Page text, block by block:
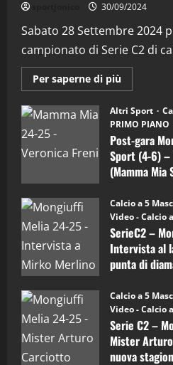
30/09/2024
Sabato 28 Settembre 2024
campionato di Serie C2 di
Per saperne di più
Post-
gara
Mongiuffi
Melia
–
Mamma
Mia
Sport
6)
–
Intervista
a
mister
Arturo
Carciotto
(Mongiuffi
Altri Sport
PRIMO PIANO
Post-gara
Sport (4-6) –
(Mamma Mia
Calcio a 5
Video - Calcio
SerieC2 –
Intervista al
punta di
Calcio a 5
Video - Calcio
Serie C2 –
Mister
nuova
2
(Martedi 28
28/04/2026
3
"SportEmpire"
(Martedi 21
21/04/2026
(Martedi 14
15/04/2026
5
(Martedi 07
08/04/2026